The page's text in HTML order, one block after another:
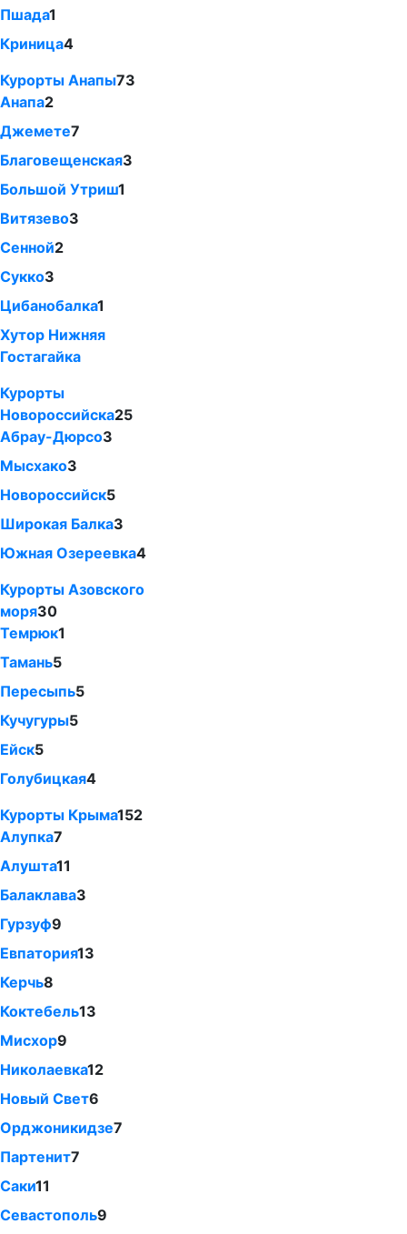
Пшада1
Криница4
Курорты Анапы73
Анапа2
Джемете7
Благовещенская3
Большой Утриш1
Витязево3
Сенной2
Сукко3
Цибанобалка1
Хутор Нижняя
Гостагайка
Курорты
Новороссийска25
Абрау-Дюрсо3
Мысхако3
Новороссийск5
Широкая Балка3
Южная Озереевка4
Курорты Азовского
моря30
Темрюк1
Тамань5
Пересыпь5
Кучугуры5
Ейск5
Голубицкая4
Курорты Крыма152
Алупка7
Алушта11
Балаклава3
Гурзуф9
Евпатория13
Керчь8
Коктебель13
Мисхор9
Николаевка12
Новый Свет6
Орджоникидзе7
Партенит7
Саки11
Севастополь9